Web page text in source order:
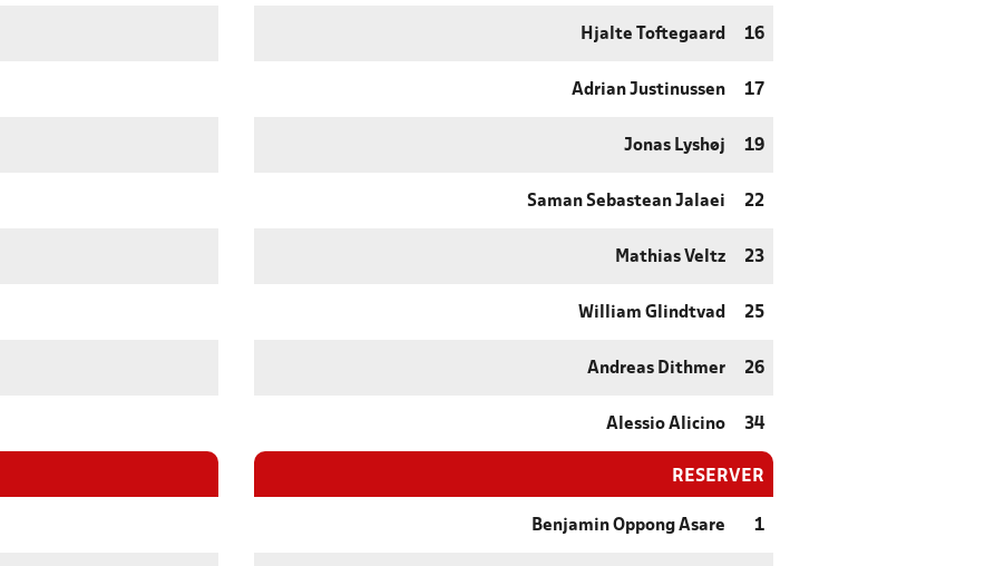
Hjalte Toftegaard 16
Adrian Justinussen 17
Jonas Lyshøj 19
Saman Sebastean Jalaei 22
Mathias Veltz 23
William Glindtvad 25
Andreas Dithmer 26
Alessio Alicino 34
RESERVER
Benjamin Oppong Asare 1